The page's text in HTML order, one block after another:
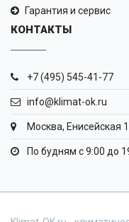
Гарантия и сервис
КОНТАКТЫ
+7 (495) 545-41-77
info@klimat-ok.ru
Москва, Енисейская
По будням с 9:00 до